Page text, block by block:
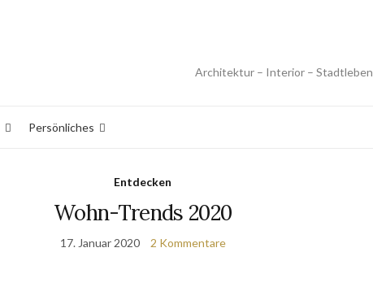
Architektur – Interior – Stadtleben
Persönliches
Entdecken
Wohn-Trends 2020
17. Januar 2020 2 Kommentare